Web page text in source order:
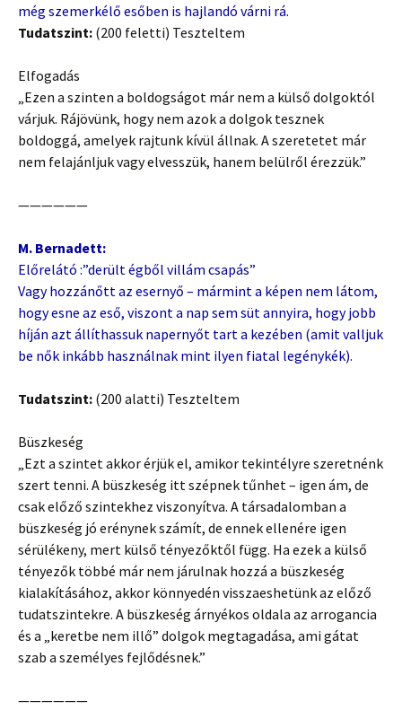
még szemerkélő esőben is hajlandó várni rá.
Tudatszint: (200 feletti) Teszteltem
Elfogadás
„Ezen a szinten a boldogságot már nem a külső dolgoktól
várjuk. Rájövünk, hogy nem azok a dolgok tesznek
boldoggá, amelyek rajtunk kívül állnak. A szeretetet már
nem felajánljuk vagy elvesszük, hanem belülről érezzük.”
——————
M. Bernadett:
Előrelátó :”derült égből villám csapás”
Vagy hozzánőtt az esernyő – mármint a képen nem látom,
hogy esne az eső, viszont a nap sem süt annyira, hogy jobb
híján azt állíthassuk napernyőt tart a kezében (amit valljuk
be nők inkább használnak mint ilyen fiatal legénykék).
Tudatszint: (200 alatti) Teszteltem
Büszkeség
„Ezt a szintet akkor érjük el, amikor tekintélyre szeretnénk
szert tenni. A büszkeség itt szépnek tűnhet – igen ám, de
csak előző szintekhez viszonyítva. A társadalomban a
büszkeség jó erénynek számít, de ennek ellenére igen
sérülékeny, mert külső tényezőktől függ. Ha ezek a külső
tényezők többé már nem járulnak hozzá a büszkeség
kialakításához, akkor könnyedén visszaeshetünk az előző
tudatszintekre. A büszkeség árnyékos oldala az arrogancia
és a „keretbe nem illő” dolgok megtagadása, ami gátat
szab a személyes fejlődésnek.”
——————